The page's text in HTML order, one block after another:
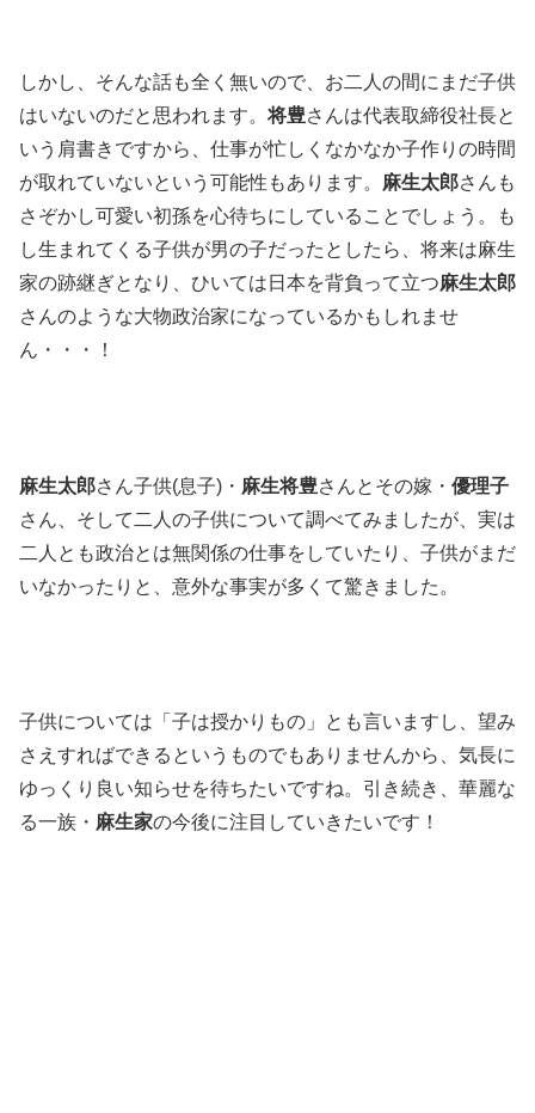
しかし、そんな話も全く無いので、お二人の間にまだ子供
はいないのだと思われます。将豊さんは代表取締役社長と
いう肩書きですから、仕事が忙しくなかなか子作りの時間
が取れていないという可能性もあります。 麻生太郎さんも
さぞかし可愛い初孫を心待ちにしていることでしょう。も
し生まれてくる子供が男の子だったとしたら、将来は麻生
家の跡継ぎとなり、ひいては日本を背負って立つ麻生太郎
さんのような大物政治家になっているかもしれませ
ん・・・！
麻生太郎さん子供(息子)・ 麻生将豊さんとその嫁・ 優理子
さん、そして二人の子供について調べてみましたが、実は
二人とも政治とは無関係の仕事をしていたり、子供がまだ
いなかったりと、意外な事実が多くて驚きました。
子供については「子は授かりもの」とも言いますし、望み
さえすればできるというものでもありませんから、気長に
ゆっくり良い知らせを待ちたいですね。引き続き、華麗な
る一族・ 麻生家の今後に注目していきたいです！